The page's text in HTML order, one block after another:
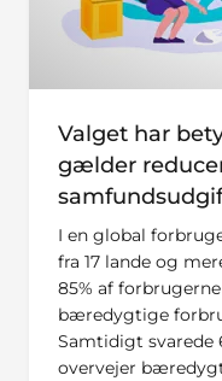
Valget har
gælder
I en global
fra 17 lande og
85% af
bæredygtige
Samtidigt svarede
overvejer